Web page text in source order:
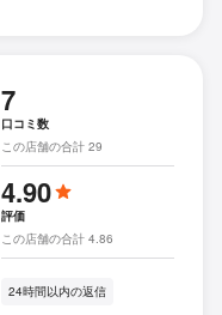
7
口コミ数
この店舗の合計 29
4.90
評価
この店舗の合計 4.86
24時間以内の返信